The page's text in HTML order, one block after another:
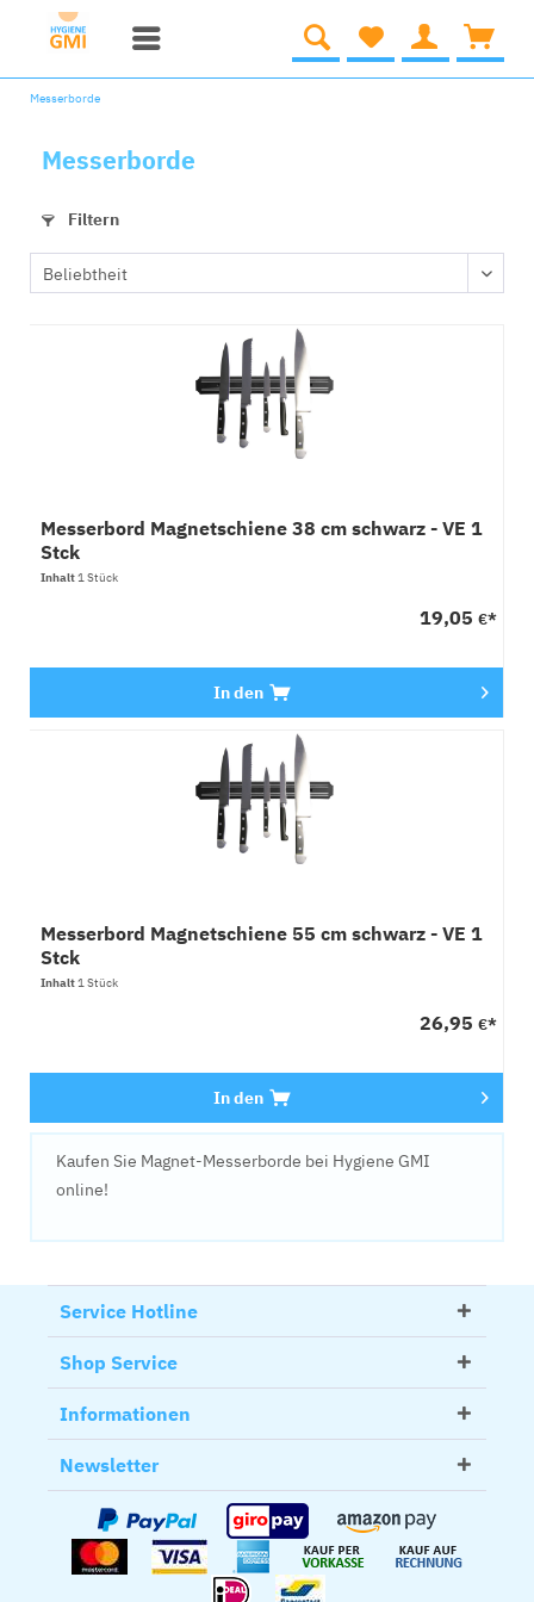
Messerborde
Messerborde
Filtern
Messerbord Magnetschiene 38 cm schwarz - VE 1
Stck
Inhalt1 Stück
19,05 €*
In den
Messerbord Magnetschiene 55 cm schwarz - VE 1
Stck
Inhalt1 Stück
26,95 €*
In den
Kaufen Sie Magnet-Messerborde bei Hygiene GMI
online!
Service Hotline
Shop Service
Informationen
Newsletter